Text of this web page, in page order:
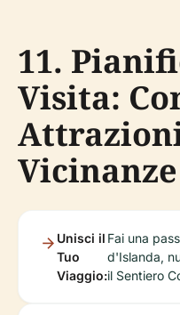
11.
Visita:
Vicinanze
Unisci il
Tuo
Viaggio:
Fai una
d'Islanda,
il Sentiero